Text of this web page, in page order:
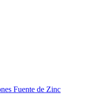
Fuente de Zinc